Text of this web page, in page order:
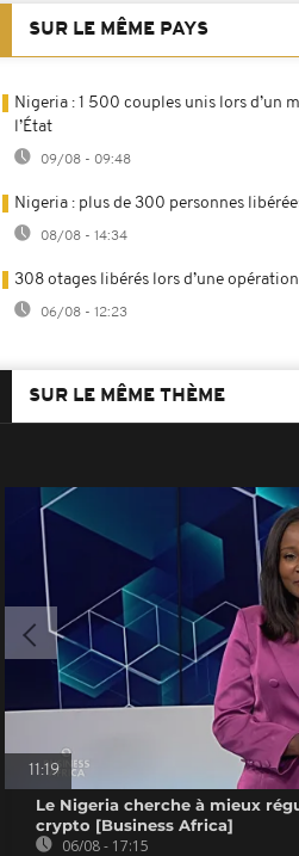
SUR LE MÊME PAYS
Nigeria : 1 500 couples unis lors d’un
l’État
09/08 - 09:48
Nigeria : plus de 300 personnes
08/08 - 14:34
308 otages libérés lors d’une
06/08 - 12:23
SUR LE MÊME THÈME
11:19
Le Nigeria cherche à mieux
crypto [Business Africa]
06/08 - 17:15